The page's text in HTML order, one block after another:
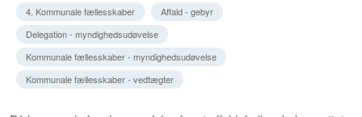
4. Kommunale fællesskaber
Affald - gebyr
Delegation - myndighedsudøvelse
Kommunale fællesskaber - myndighedsudøvelse
Kommunale fællesskaber - vedtægter